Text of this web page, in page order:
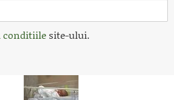
conditiile site-ului.